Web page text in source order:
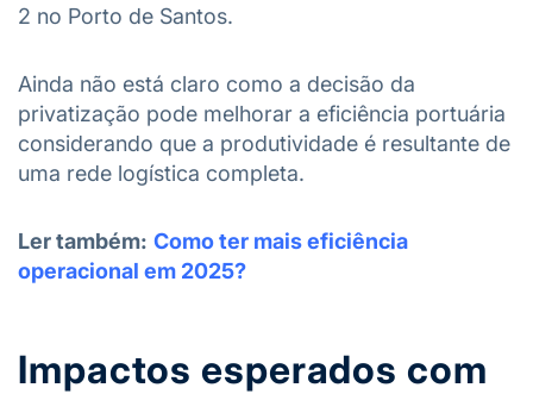
2 no Porto de Santos.
Ainda não está claro como a decisão da
privatização pode melhorar a eficiência portuária
considerando que a produtividade é resultante de
uma rede logística completa.
Ler também: Como ter mais eficiência
operacional em 2025?
Impactos esperados com